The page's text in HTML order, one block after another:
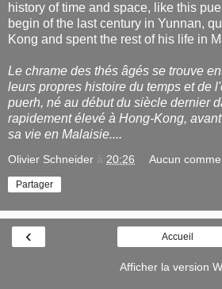
history of time and space, like this
begin of the last century in Yunnan,
Kong and spent the rest of his life in
Le chrame des thés âgés se trouve
leurs propres histoire du temps et de
puerh, né au début du siècle dernier
rapidement élevé à Hong-Kong,
sa vie en Malaisie....
Olivier Schneider à 20:26 Aucun
Partager
‹ Accueil
Afficher la version